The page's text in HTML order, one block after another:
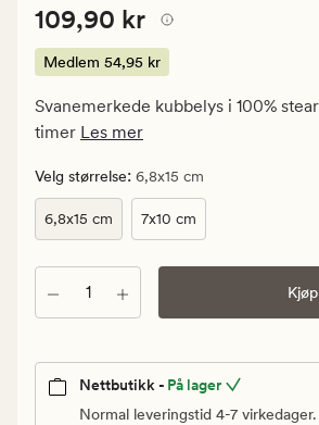
Pris
109,90
kr.
54,95
kr
Pris 109,90 kr
109,90 kr
Medlem 54,95 kr
Svanemerkede kubbelys i 100%
timer Les mer
Velg størrelse: 6,8x15 cm
6,8x15 cm 7x10 cm
Antall Kjøp
Nettbutikk - På lager
Normal leveringstid 4-7 virkedager.